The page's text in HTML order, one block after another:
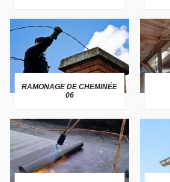
RAMONAGE DE CHEMINÉE
06